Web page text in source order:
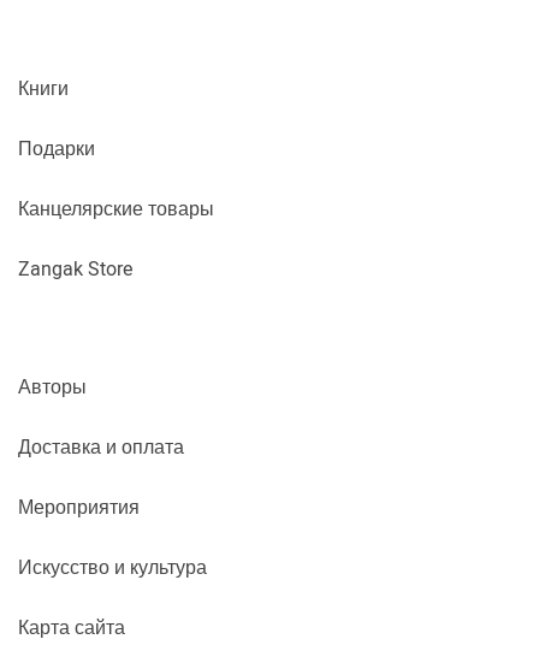
Книги
Подарки
Канцелярские товары
Zangak Store
Авторы
Доставка и оплата
Мероприятия
Искусство и культура
Карта сайта